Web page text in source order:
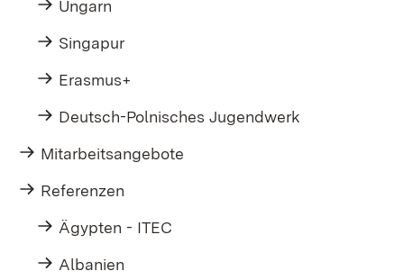
Ungarn
Singapur
Erasmus+
Deutsch-Polnisches Jugendwerk
Mitarbeitsangebote
Referenzen
Ägypten - ITEC
Albanien